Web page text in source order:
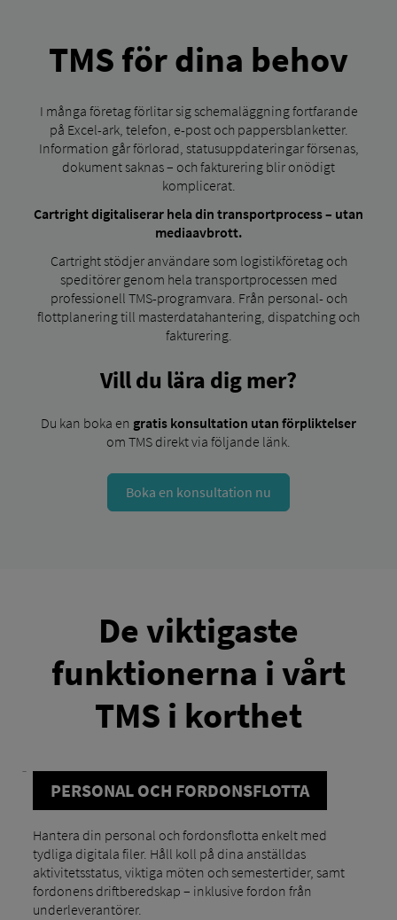
TMS för dina behov
I många företag förlitar sig schemaläggning fortfarande
på Excel-ark, telefon, e-post och pappersblanketter.
Information går förlorad, statusuppdateringar försenas,
dokument saknas – och fakturering blir onödigt
komplicerat.
Cartright digitaliserar hela din transportprocess – utan
mediaavbrott.
Cartright stödjer användare som logistikföretag och
speditörer genom hela transportprocessen med
professionell TMS-programvara. Från personal- och
flottplanering till masterdatahantering, dispatching och
fakturering.
Vill du lära dig mer?
Du kan boka en gratis konsultation utan förpliktelser
om TMS direkt via följande länk.
Boka en konsultation nu
De viktigaste
funktionerna i vårt
TMS i korthet
PERSONAL OCH FORDONSFLOTTA
Hantera din personal och fordonsflotta enkelt med
tydliga digitala filer. Håll koll på dina anställdas
aktivitetsstatus, viktiga möten och semestertider, samt
fordonens driftberedskap – inklusive fordon från
underleverantörer.